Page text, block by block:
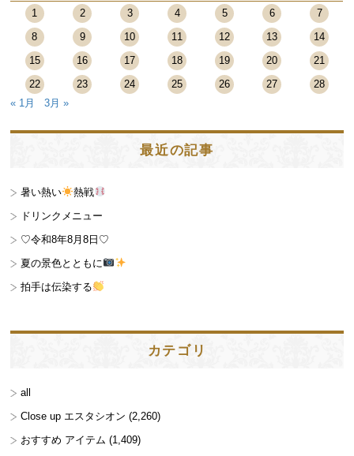
1 2 3 4 5 6
7
8
9 10 11 12 13
14
15
16 17 18 19 20
21
22
23 24 25 26 27
28
« 1月
3月 »
最近の記事
暑い熱い
熱戦
ドリンクメニュー
♡令和8年8月8日♡
夏の景色とともに
拍手は伝染する
カテゴリ
all
Close up エスタシオン (2,260)
おすすめ アイテム (1,409)